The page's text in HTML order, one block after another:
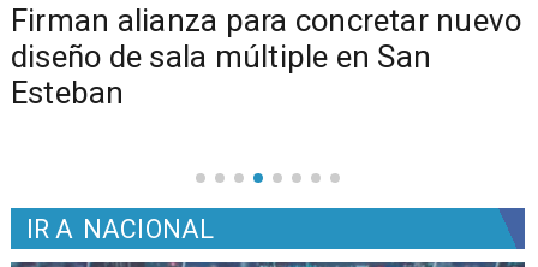
​​Firman alianza para concretar nuevo
diseño de sala múltiple en San
Esteban
IR A NACIONAL